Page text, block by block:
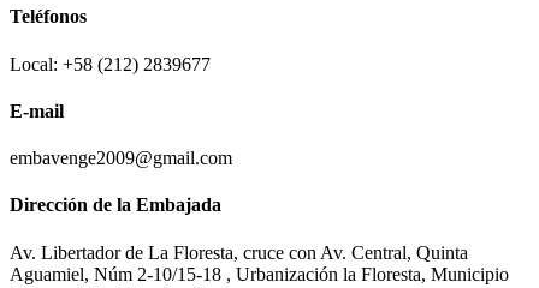
Teléfonos
Local: +58 (212) 2839677
E-mail
embavenge2009@gmail.com
Dirección de la Embajada
Av. Libertador de La Floresta, cruce con Av. Central, Quinta
Aguamiel, Núm 2-10/15-18 , Urbanización la Floresta, Municipio